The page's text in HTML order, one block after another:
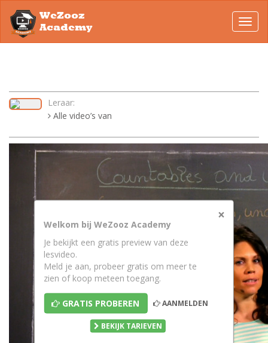
WeZooz
Academy
Leraar:
Alle video’s van
×
Welkom bij WeZooz Academy
Je bekijkt een gratis preview van deze
lesvideo.
Meld je aan, probeer gratis om meer te
zien of koop meteen toegang.
GRATIS PROBEREN AANMELDEN
BEKIJK TARIEVEN